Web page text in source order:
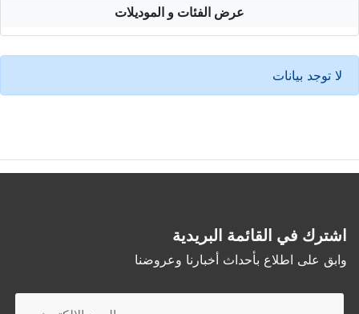
عرض الفئات و الموديلات
لا توجد بيانات
اشترك في القائمة البريدية
وابق على اطلاع بأحداث أخبارنا وعروضنا